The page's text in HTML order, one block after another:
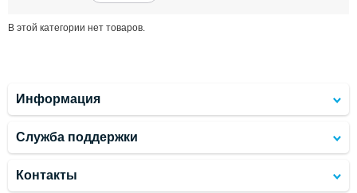
В этой категории нет товаров.
Информация
Служба поддержки
Контакты